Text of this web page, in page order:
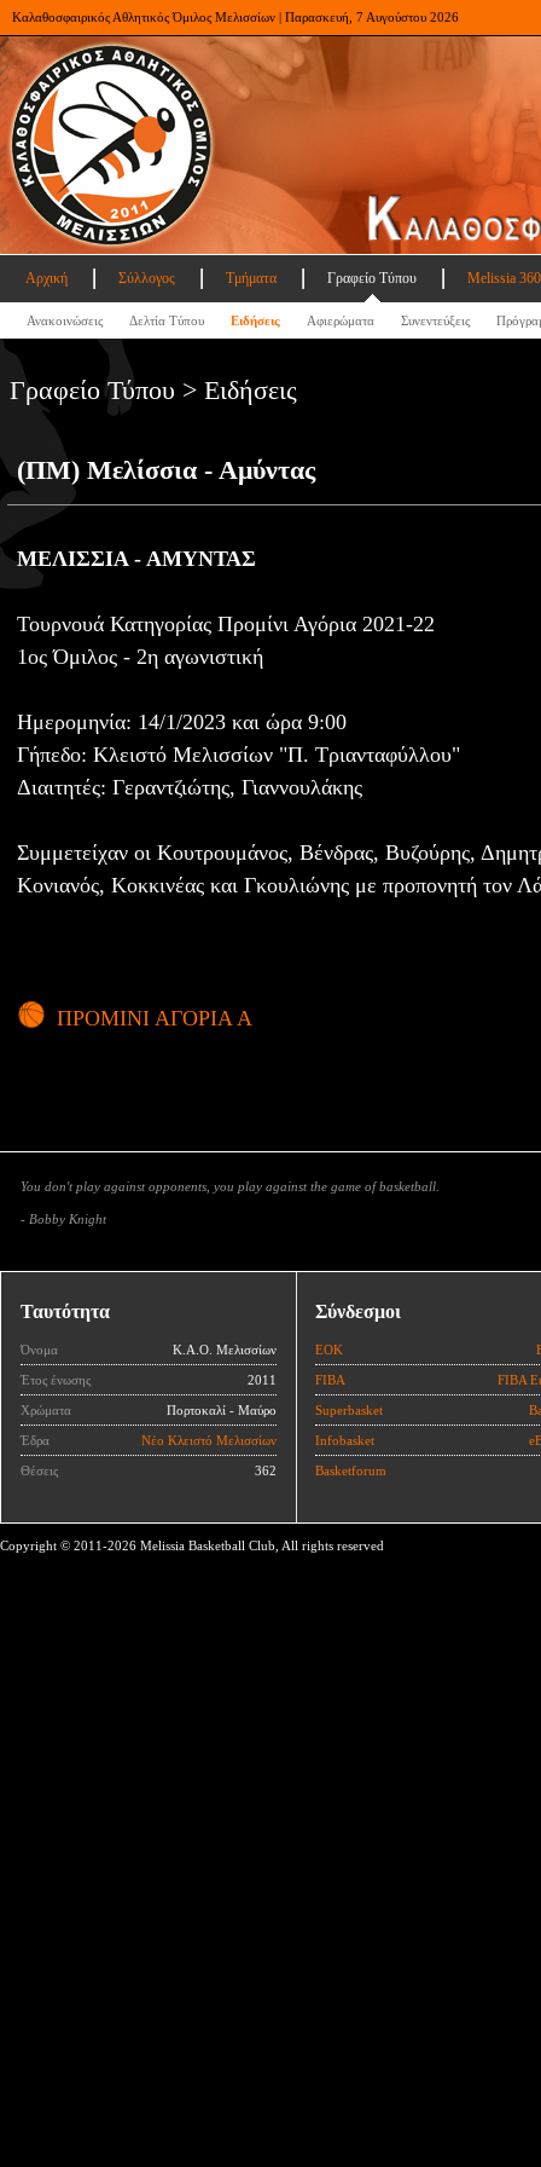
Καλαθοσφαιρικός Αθλητικός Όμιλος Μελισσίων | Παρασκευή, 7 Αυγούστου 2026
Αρχική Σύλλογος Τμήματα Γραφείο Τύπου Melissia
Ανακοινώσεις Δελτία Τύπου Ειδήσεις Αφιερώματα Συνεντεύξεις
Γραφείο Τύπου > Ειδήσεις
(ΠΜ) Μελίσσια - Αμύντας
ΜΕΛΙΣΣΙΑ - ΑΜΥΝΤΑΣ
Τουρνουά Κατηγορίας Προμίνι Αγόρια 2021-22
1ος Όμιλος - 2η αγωνιστική
Ημερομηνία: 14/1/2023 και ώρα 9:00
Γήπεδο: Κλειστό Μελισσίων "Π. Τριανταφύλλου"
Διαιτητές: Γεραντζιώτης, Γιαννουλάκης
Συμμετείχαν οι Κουτρουμάνος, Βένδρας, Βυζούρης,
Κονιανός, Κοκκινέας και Γκουλιώνης με προπονητή τον
ΠΡΟΜΙΝΙ ΑΓΟΡΙΑ Α
You don't play against opponents, you play against the game of basketball.
- Bobby Knight
Ταυτότητα
Όνομα Κ.Α.Ο. Μελισσίων
Έτος ένωσης 2011
Χρώματα Πορτοκαλί - Μαύρο
Έδρα Νέο Κλειστό Μελισσίων
Θέσεις 362
Σύνδεσμοι
ΕΟΚ
FIBA FIBA
Superbasket
Infobasket
Basketforum
Copyright © 2011-2026 Melissia Basketball Club, All rights reserved